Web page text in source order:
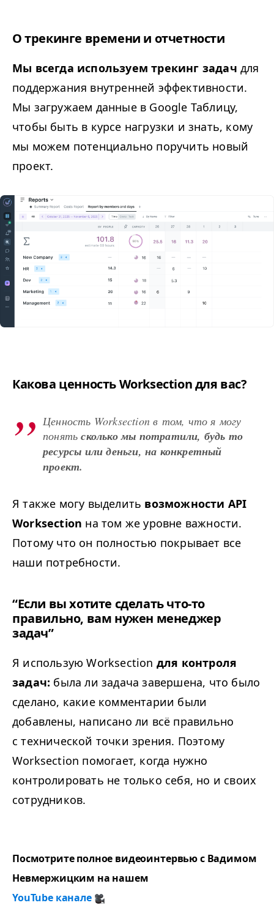
О трекинге времени и отчетности
Мы всегда используем трекинг задач для
поддержания внутренней эффективности.
Мы загружаем данные в Google Таблицу,
чтобы быть в курсе нагрузки и знать, кому
мы можем потенциально поручить новый
проект.
Какова ценность Worksection для вас?
Ценность Worksection в том, что я могу
понятьсколько мы потратили, будь то
ресурсы или деньги, на конкретный
проект.
Я также могу выделить возможности API
Worksection на том же уровне важности.
Потому что он полностью покрывает все
наши потребности.
“Если вы хотите сделать что-то
правильно, вам нужен менеджер
задач”
Я использую Worksection для контроля
задач: была ли задача завершена, что было
сделано, какие комментарии были
добавлены, написано ли всё правильно
с технической точки зрения. Поэтому
Worksection помогает, когда нужно
контролировать не только себя, но и своих
сотрудников.
Посмотрите полное видеоинтервью с Вадимом
Невмержицким на нашем
YouTube канале